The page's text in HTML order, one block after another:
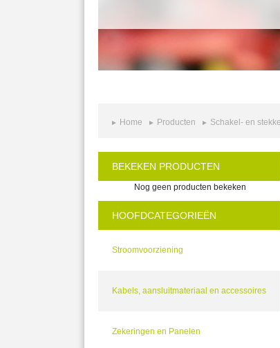
Home Producten Schakel- en
BEKEKEN PRODUCTEN
Nog geen producten bekeken
HOOFDCATEGORIEËN
Stroomvoorziening
Kabels, aansluitmateriaal en accessoires
Zekeringen en Panelen